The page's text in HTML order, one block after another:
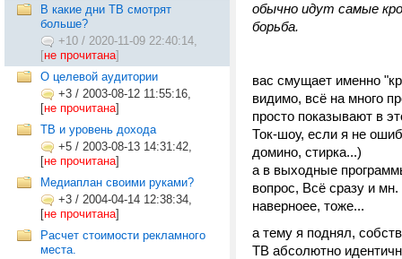
В какие дни ТВ смотрят
больше?
+10 / 2020-11-09 22:40:14,
[не прочитана]
О целевой аудитории
+3 / 2003-08-12 11:55:16,
[не прочитана]
ТВ и уровень дохода
+5 / 2003-08-13 14:31:42,
[не прочитана]
Медиаплан своими руками?
+3 / 2004-04-14 12:38:34,
[не прочитана]
Расчет стоимости рекламного
места.
обычно идут самые
борьба.
вас смущает именно
видимо, всё на много
просто показывают в
Ток-шоу, если я не
домино, стирка...)
а в выходные
вопрос, Всё сразу и
наверноее, тоже...
а тему я поднял,
ТВ абсолютно